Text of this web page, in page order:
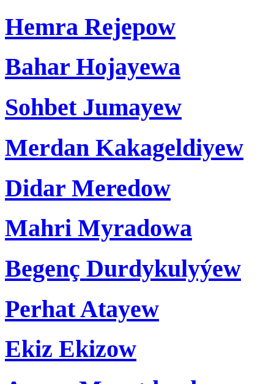
Hemra Rejepow
Bahar Hojayewa
Sohbet Jumayew
Merdan Kakageldiyew
Didar Meredow
Mahri Myradowa
Begenç Durdykulyýew
Perhat Atayew
Ekiz Ekizow